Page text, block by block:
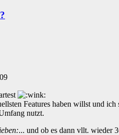
Features haben willst und
nutzt.
... und ob es dann vllt. wieder